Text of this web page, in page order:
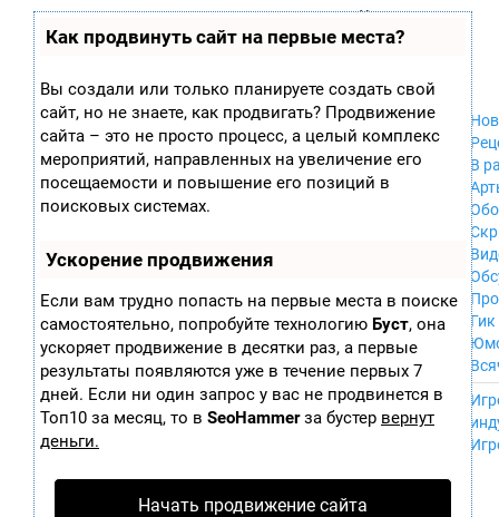
Как продвинуть сайт на первые места?
Вы создали или только планируете создать свой
сайт, но не знаете, как продвигать? Продвижение
сайта – это не просто процесс, а целый комплекс
мероприятий, направленных на увеличение его
посещаемости и повышение его позиций в
поисковых системах.
Ускорение продвижения
Если вам трудно попасть на первые места в поиске
самостоятельно, попробуйте технологию Буст, она
ускоряет продвижение в десятки раз, а первые
результаты появляются уже в течение первых 7
дней. Если ни один запрос у вас не продвинется в
Топ10 за месяц, то в SeoHammerза бустер вернут
деньги.
Начать продвижение сайта
играх
П
ла
ф
ор
м
ы
Xbox 360
Xbox
GameCube
PS2
PS3
Android
iPhone, iPod,
iPad
MacOS
Sega Mega Drive
NES
Wii U
PS4
В
Гик